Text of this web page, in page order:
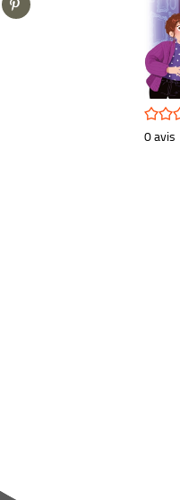
fenêtre)
(Nouvelle
sur
/5
0avis